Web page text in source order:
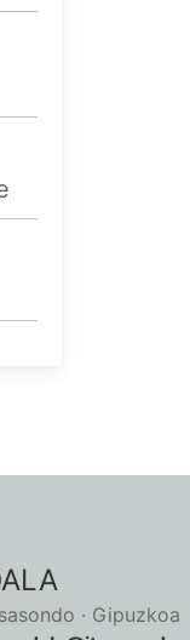
· Gipuzkoa